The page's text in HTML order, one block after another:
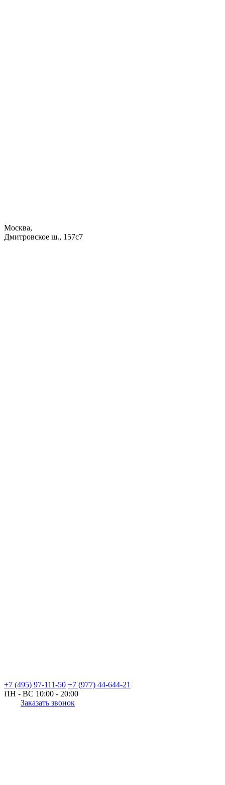
Москва,
Дмитровское ш., 157с7
+7 (495) 97-111-50 +7 (977) 44-644-21
ПН - ВС 10:00 - 20:00
Заказать звонок